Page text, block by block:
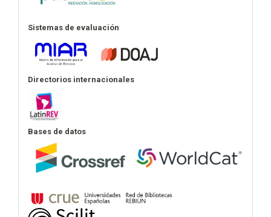
Sistemas de evaluación
Directorios internacionales
Bases de datos